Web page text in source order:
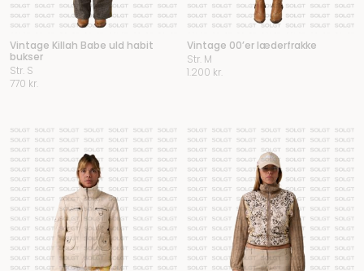
Vintage Killah Babe uld habit
bukser
Str. S
770 kr.
Vintage 00’er læderfrakke
Str. M
1.200 kr.